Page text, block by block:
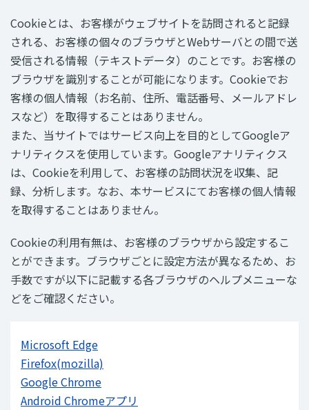
Cookieとは、お客様がウェブサイトを訪問されると記録
される、お客様の個々のブラウザとWebサーバとの間で送
受信される情報（テキストデータ）のことです。お客様の
ブラウザを識別することが可能になります。Cookieでお
客様の個人情報（お名前、住所、電話番号、メールアドレ
スなど）を取得することはありません。
また、当サイトではサービス向上を目的としてGoogleア
ナリティクスを使用しています。Googleアナリティクス
は、Cookieを利用して、お客様の訪問状況を収集、記
録、分析します。なお、本サービスにてお客様の個人情報
を取得することはありません。
Cookieの利用有無は、お客様のブラウザから設定するこ
とができます。ブラウザごとに設定方法が異なるため、お
手数ですが以下に記載する各ブラウザのヘルプメニューな
どをご確認ください。
Microsoft Edge
Firefox(mozilla)
Google Chrome
Android Chromeアプリ